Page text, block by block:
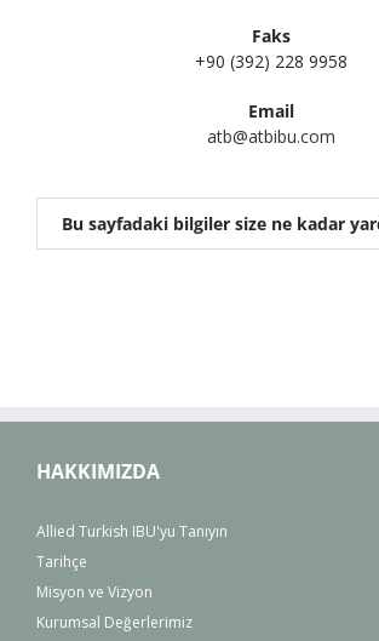
Faks
+90 (392) 228 9958
Email
atb@atbibu.com
Bu sayfadaki bilgiler size ne kadar
HAKKIMIZDA
Allied Turkish IBU'yu Tanıyın
Tarihçe
Misyon ve Vizyon
Kurumsal Değerlerimiz